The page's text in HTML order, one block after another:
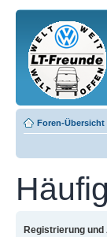
Foren-Übersicht
Registrierung und